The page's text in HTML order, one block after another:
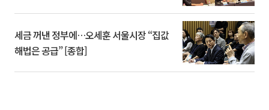
세금 꺼낸 정부에…오세훈 서울시장 “집값
해법은 공급” [종합]